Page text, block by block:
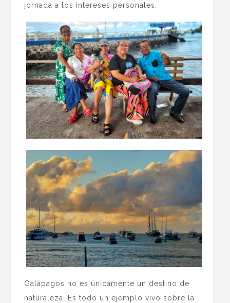
jornada a los intereses personales.
Galápagos no es únicamente un destino de
naturaleza. Es todo un ejemplo vivo sobre la